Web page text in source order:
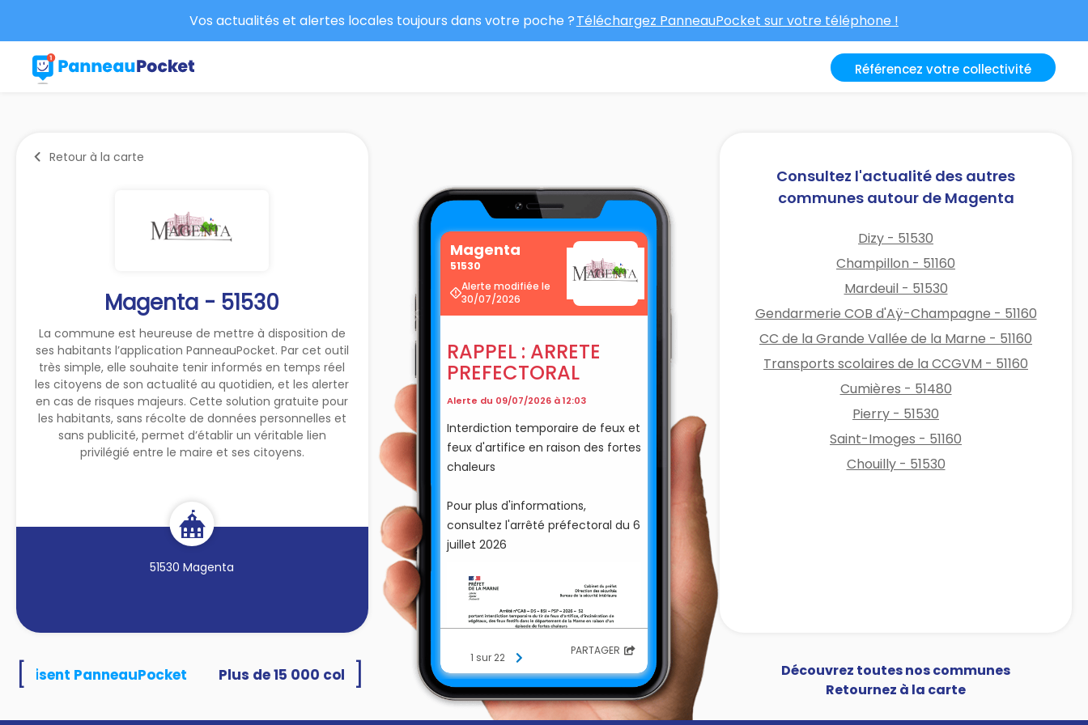
Vos actualités et alertes locales toujours dans votre poche ?Téléchargez PanneauPocket sur votre téléphone !
Référencez votre collectivité
Retour à la carte
Magenta - 51530
La commune est heureuse de mettre à disposition de
ses habitants l’application PanneauPocket. Par cet outil
très simple, elle souhaite tenir informés en temps réel
les citoyens de son actualité au quotidien, et les alerter
en cas de risques majeurs. Cette solution gratuite pour
les habitants, sans récolte de données personnelles et
sans publicité, permet d’établir un véritable lien
privilégié entre le maire et ses citoyens.
51530 Magenta
Magenta
51530
Alerte modifiée le
30/07/2026
RAPPEL : ARRETE
PREFECTORAL
Alerte du 09/07/2026 à 12:03
Interdiction temporaire de feux et
feux d'artifice en raison des fortes
chaleurs
Pour plus d'informations,
consultez l'arrêté préfectoral du 6
juillet 2026
1 sur 22 PARTAGER
Consultez l'actualité des autres
communes autour de Magenta
Dizy - 51530
Champillon - 51160
Mardeuil - 51530
Gendarmerie COB d'Aÿ-Champagne - 51160
CC de la Grande Vallée de la Marne - 51160
Transports scolaires de la CCGVM - 51160
Cumières - 51480
Pierry - 51530
Saint-Imoges - 51160
Chouilly - 51530
PanneauPocket
Découvrez toutes nos communes
Retournez à la carte